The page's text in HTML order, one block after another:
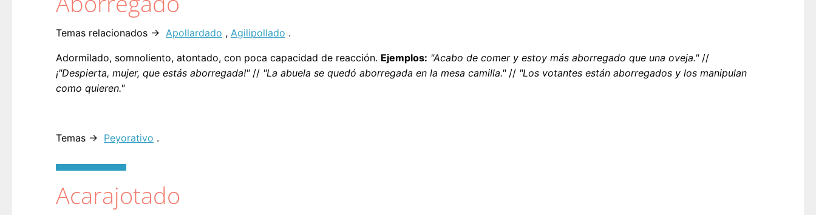
Temas relacionados → Apollardado , Agilipollado .
Adormilado, somnoliento, atontado, con poca capacidad de reacción. Ejemplos: "Acabo de comer y estoy más aborregado que una oveja."//
¡"Despierta, mujer, que estás aborregada!" // "La abuela se quedó aborregada en la mesa camilla."// "Los votantes están aborregados y los manipulan
como quieren."
Temas → Peyorativo .
Acarajotado